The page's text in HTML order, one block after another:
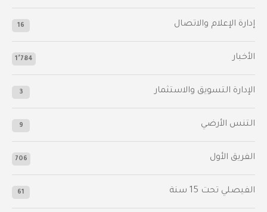
إدارة الإعلام والاتصال 16
الأخبار 1٬784
الإدارة التسويق والاستثمار 3
التنس الأرضي 9
الفريق الأول 706
الفيصلي‬⁩ تحت 15 سنة 61